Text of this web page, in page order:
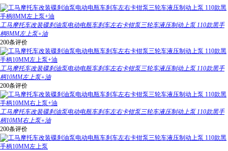
工马摩托车改装碟刹油泵电动电瓶车刹车左右卡钳泵三轮车液压制动上泵 110款黑手
柄8MM左上泵+油
200条评价
工马摩托车改装碟刹油泵电动电瓶车刹车左右卡钳泵三轮车液压制动上泵 110款黑手
柄10MM左上泵+油
200条评价
工马摩托车改装碟刹油泵电动电瓶车刹车左右卡钳泵三轮车液压制动上泵 110款黑手
柄10MM右上泵+油
200条评价